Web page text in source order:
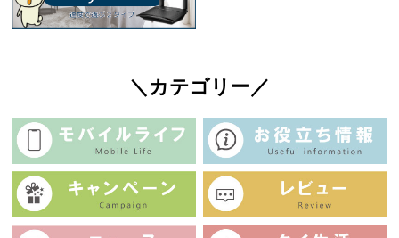
＼カテゴリー／